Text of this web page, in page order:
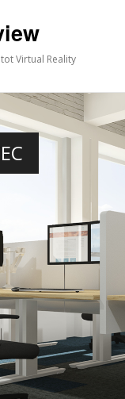
Virtual Reality